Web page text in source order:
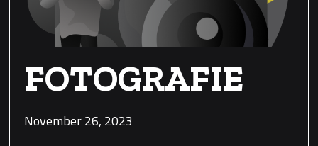
FOTOGRAFIE
November 26, 2023